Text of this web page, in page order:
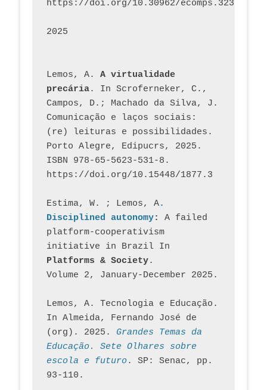
https://doi.org/10.30962/ecomps.3231
2025
Lemos, A. A virtualidade
precária. In Scroferneker, C.,
Campos, D.; Machado da Silva, J.
Comunicação e laços sociais:
(re) leituras e possibilidades.
Porto Alegre, Edipucrs, 2025.
ISBN 978-65-5623-531-8.
https://doi.org/10.15448/1877.3
Estima, W. ; Lemos, A.
Disciplined autonomy: A failed
platform-cooperativism
initiative in Brazil In
Platforms & Society.
Volume 2, January-December 2025.
Lemos, A. Tecnologia e Educação.
In Almeida, Fernando José de
(org). 2025. Grandes Temas da
Educação. Sete Olhares sobre
escola e futuro. SP: Senac, pp.
93-110.